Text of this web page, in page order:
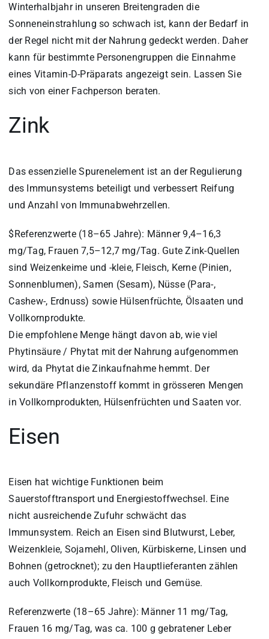
Winterhalbjahr in unseren Breitengraden die
Sonneneinstrahlung so schwach ist, kann der Bedarf in
der Regel nicht mit der Nahrung gedeckt werden. Daher
kann für bestimmte Personengruppen die Einnahme
eines Vitamin-D-Präparats angezeigt sein. Lassen Sie
sich von einer Fachperson beraten.
Zink
Das essenzielle Spurenelement ist an der Regulierung
des Immunsystems beteiligt und verbessert Reifung
und Anzahl von Immunabwehrzellen.
$Referenzwerte (18–65 Jahre): Männer 9,4–16,3
mg/Tag, Frauen 7,5–12,7 mg/Tag. Gute Zink-Quellen
sind Weizenkeime und -kleie, Fleisch, Kerne (Pinien,
Sonnenblumen), Samen (Sesam), Nüsse (Para-,
Cashew-, Erdnuss) sowie Hülsenfrüchte, Ölsaaten und
Vollkornprodukte.
Die empfohlene Menge hängt davon ab, wie viel
Phytinsäure / Phytat mit der Nahrung aufgenommen
wird, da Phytat die Zinkaufnahme hemmt. Der
sekundäre Pflanzenstoff kommt in grösseren Mengen
in Vollkornprodukten, Hülsenfrüchten und Saaten vor.
Eisen
Eisen hat wichtige Funktionen beim
Sauerstofftransport und Energiestoffwechsel. Eine
nicht ausreichende Zufuhr schwächt das
Immunsystem. Reich an Eisen sind Blutwurst, Leber,
Weizenkleie, Sojamehl, Oliven, Kürbiskerne, Linsen und
Bohnen (getrocknet); zu den Hauptlieferanten zählen
auch Vollkornprodukte, Fleisch und Gemüse.
Referenzwerte (18–65 Jahre): Männer 11 mg/Tag,
Frauen 16 mg/Tag, was ca. 100 g gebratener Leber